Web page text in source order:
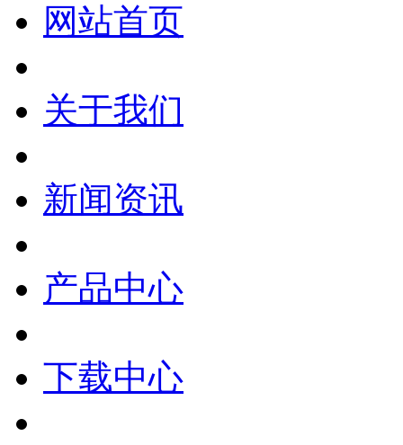
网站首页
关于我们
新闻资讯
产品中心
下载中心